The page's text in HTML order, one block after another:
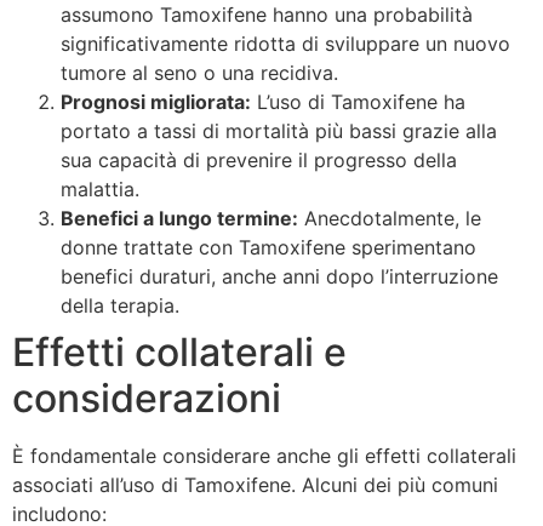
assumono Tamoxifene hanno una probabilità
significativamente ridotta di sviluppare un nuovo
tumore al seno o una recidiva.
Prognosi migliorata: L’uso di Tamoxifene ha
portato a tassi di mortalità più bassi grazie alla
sua capacità di prevenire il progresso della
malattia.
Benefici a lungo termine: Anecdotalmente, le
donne trattate con Tamoxifene sperimentano
benefici duraturi, anche anni dopo l’interruzione
della terapia.
Effetti collaterali e
considerazioni
È fondamentale considerare anche gli effetti collaterali
associati all’uso di Tamoxifene. Alcuni dei più comuni
includono: